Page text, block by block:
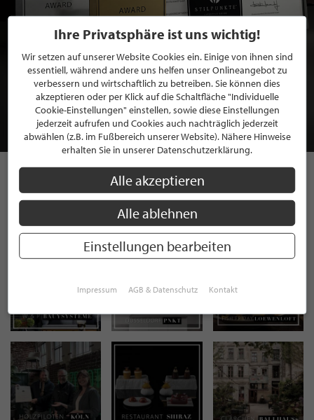
BEWERBEN SIE SICH FÜR EINE GRATIS
MITGLIEDSCHAFT BEI STILPUNKTE®
JETZT GRATIS BEWERBEN
STILPUNKTE AUF
INSTAGRAM
Ihre Privatsphäre ist uns wichtig!
Wir setzen auf unserer Website Cookies ein. Einige von ihnen sind
essentiell, während andere uns helfen unser Onlineangebot zu
verbessern und wirtschaftlich zu betreiben. Sie können dies
akzeptieren oder per Klick auf die Schaltfläche "Individuelle
Cookie-Einstellungen" einstellen, sowie diese Einstellungen
jederzeit aufrufen und Cookies auch nachträglich jederzeit
abwählen (z.B. im Fußbereich unserer Website). Nähere Hinweise
erhalten Sie in unserer Datenschutzerklärung.
Alle akzeptieren
Alle ablehnen
Einstellungen bearbeiten
Impressum AGB & Datenschutz Kontakt